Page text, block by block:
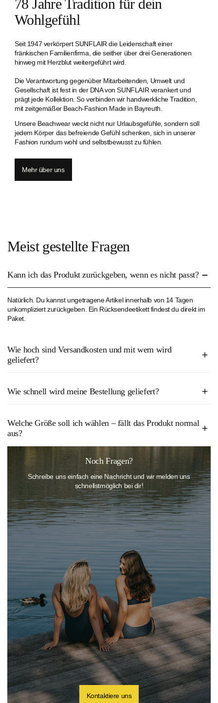
78 Jahre Tradition für dein
Wohlgefühl
Seit 1947 verkörpert SUNFLAIR die Leidenschaft einer
fränkischen Familien­firma, die seither über drei Generationen
hinweg mit Herzblut weitergeführt wird.
Die Verantwortung gegenüber Mitarbeitenden, Umwelt und
Gesellschaft ist fest in der DNA von SUNFLAIR verankert und
prägt jede Kollektion. So verbinden wir handwerkliche Tradition,
mit zeitgemäßer Beach-Fashion Made in Bayreuth.
Unsere Beachwear weckt nicht nur Urlaubsgefühle, sondern soll
jedem Körper das befreiende Gefühl schenken, sich in unserer
Fashion rundum wohl und selbstbewusst zu fühlen.
Mehr über uns
Noch Fragen?
Schreibe uns einfach eine Nachricht und wir melden uns
schnellstmöglich bei dir!
Kontaktiere uns
Meist gestellte Fragen
Kann ich das Produkt zurückgeben, wenn es nicht passt?
Natürlich. Du kannst ungetragene Artikel innerhalb von 14 Tagen
unkompliziert zurückgeben. Ein Rücksendeetikett findest du direkt im
Paket.
Wie hoch sind Versandkosten und mit wem wird
geliefert?
unter 50€ kosten derzeit 2,50€.
Die Lieferung erfolgt derzeit durch unseren Versandpartner Hermes.
Wie schnell wird meine Bestellung geliefert?
versenden klimafreundlich mit Hermes, inklusive Sendungsverfolgung.
Welche Größe soll ich wählen – fällt das Produkt normal
aus?
Unsere Bademode fällt größengerecht aus. Wenn du unsicher bist,
wirf einen Blick in unsere
Größentabelle
Kundenservice – wir helfen dir gerne bei der Auswahl der perfekten